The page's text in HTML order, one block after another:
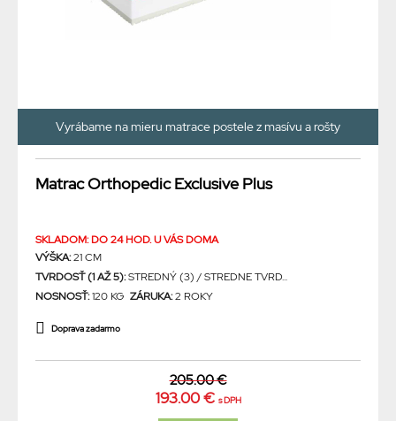
Vyrábame na mieru matrace postele z masívu a rošty
Matrac Orthopedic Exclusive Plus
SKLADOM: DO 24 HOD. U VÁS DOMA
VÝŠKA:21 CM
TVRDOSŤ (1 AŽ 5):STREDNÝ (3) / STREDNE TVRD...
NOSNOSŤ:120 KG ZÁRUKA:2 ROKY
Doprava zadarmo
205.00 €
193.00 € s DPH